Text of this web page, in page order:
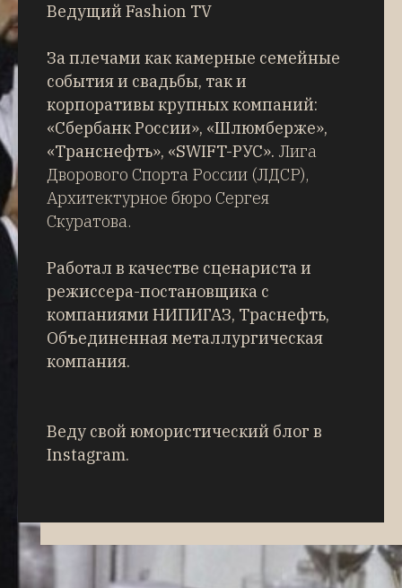
Ведущий Fashion TV
За плечами как камерные семейные
события и свадьбы, так и
корпоративы крупных компаний:
«Сбербанк России», «Шлюмберже»,
«Транснефть», «SWIFT-РУС». Лига
Дворового Спорта России (ЛДСР),
Архитектурное бюро Сергея
Скуратова.
Работал в качестве сценариста и
режиссера-постановщика с
компаниями НИПИГАЗ, Траснефть,
Объединенная металлургическая
компания.
Веду свой юмористический блог в
Instagram.